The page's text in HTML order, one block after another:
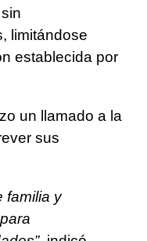
limitándose
establecida por
un llamado a la
sus
familia y